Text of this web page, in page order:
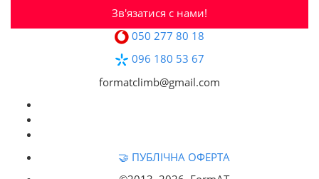
Зв'язатися с нами!
050 277 80 18
096 180 53 67
formatclimb@gmail.com
🤝 ПУБЛІЧНА ОФЕРТА